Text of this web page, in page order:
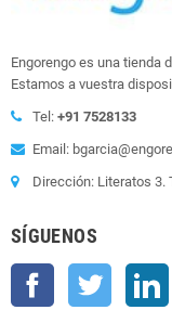
Engorengo es una tienda
Estamos a vuestra
Tel: +91 7528133
Email:
Dirección: Literatos 3.
SÍGUENOS
Facebook Twitter